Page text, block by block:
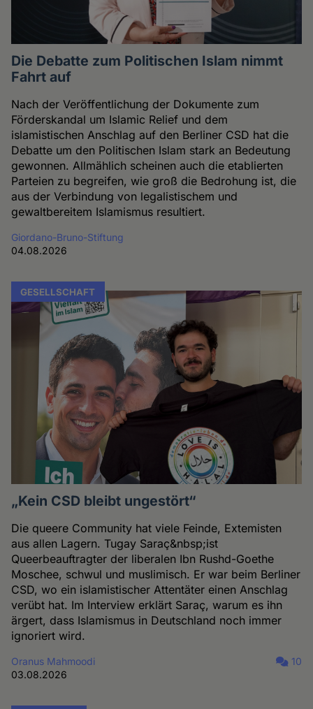
Die Debatte zum Politischen Islam nimmt
Fahrt auf
Nach der Veröffentlichung der Dokumente zum
Förderskandal um Islamic Relief und dem
islamistischen Anschlag auf den Berliner CSD hat die
Debatte um den Politischen Islam stark an Bedeutung
gewonnen. Allmählich scheinen auch die etablierten
Parteien zu begreifen, wie groß die Bedrohung ist, die
aus der Verbindung von legalistischem und
gewaltbereitem Islamismus resultiert.
Giordano-Bruno-Stiftung
04.08.2026
GESELLSCHAFT
„Kein CSD bleibt ungestört“
Die queere Community hat viele Feinde, Extemisten
aus allen Lagern. Tugay Saraç&nbsp;ist
Queerbeauftragter der liberalen Ibn Rushd-Goethe
Moschee, schwul und muslimisch. Er war beim Berliner
CSD, wo ein islamistischer Attentäter einen Anschlag
verübt hat. Im Interview erklärt Saraç, warum es ihn
ärgert, dass Islamismus in Deutschland noch immer
ignoriert wird.
Oranus Mahmoodi
03.08.2026
10